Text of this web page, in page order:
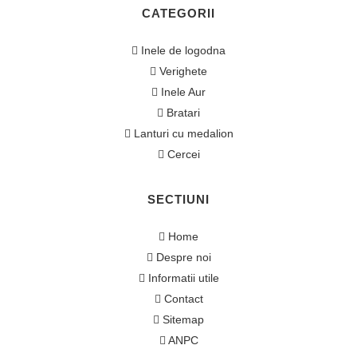
CATEGORII
Inele de logodna
Verighete
Inele Aur
Bratari
Lanturi cu medalion
Cercei
SECTIUNI
Home
Despre noi
Informatii utile
Contact
Sitemap
ANPC